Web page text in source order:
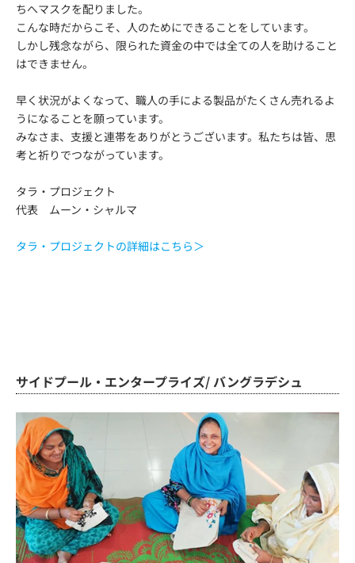
ちへマスクを配りました。
こんな時だからこそ、人のためにできることをしています。
しかし残念ながら、限られた資金の中では全ての人を助けること
はできません。
早く状況がよくなって、職人の手による製品がたくさん売れるよ
うになることを願っています。
みなさま、支援と連帯をありがとうございます。私たちは皆、思
考と祈りでつながっています。
タラ・プロジェクト
代表 ムーン・シャルマ
タラ・プロジェクトの詳細はこちら＞
サイドプール・エンタープライズ/ バングラデシュ